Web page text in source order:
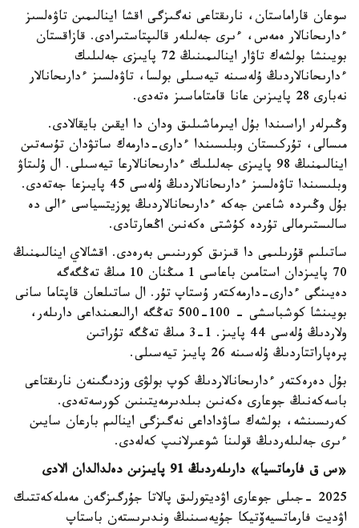
سوعان قاراماستان، نارىقتاعى نەگىزگى اقشا اينالىمىن تاۋەلسىز
ءدارىحانالار ەمەس، ءىرى جەلىلەر قالىپتاستىرادى. قازاقستان
بويىنشا بولشەك تاۋار اينالىمىنىڭ 72 پايىزى جەلىلىك
ءدارىحانالاردىڭ ۇلەسىنە تيەسىلى بولسا، تاۋەلسىز ءدارىحانالار
نەبارى 28 پايىزىن عانا قامتاماسىز ەتەدى.
وڭىرلەر اراسىندا بۇل ايىرماشىلىق ودان دا ايقىن بايقالادى.
مىسالى، تۇركىستان وبلىسىندا ءدارى-دارمەك ساتۋدان تۇسەتىن
اينالىمنىڭ 98 پايىزى جەلىلىك ءدارىحانالارعا تيەسىلى. ال ۇلىتاۋ
وبلىسىندا تاۋەلسىز ءدارىحانالاردىڭ ۇلەسى 45 پايىزعا جەتەدى.
بۇل وڭىردە شاعىن جەكە ءدارىحانالاردىڭ پوزيتسياسى ءالى دە
سالىستىرمالى تۇردە كۇشتى ەكەنىن اڭعارتادى.
ساتىلىم قۇرىلىمى دا قىزىق كورىنىس بەرەدى. اقشالاي اينالىمنىڭ
70 پايىزدان استامىن باعاسى 1 مىڭنان 10 مىڭ تەڭگەگە
دەيىنگى ءدارى-دارمەكتەر ۇستاپ تۇر. ال ساتىلعان قاپتاما سانى
بويىنشا كوشباسشى - 100-500 تەڭگە ارالىعىنداعى دارىلەر،
ولاردىڭ ۇلەسى 44 پايىز. 1-3 مىڭ تەڭگە تۇراتىن
پرەپاراتتاردىڭ ۇلەسىنە 26 پايىز تيەسىلى.
بۇل دەرەكتەر ءدارىحانالاردىڭ كوپ بولۋى وزدىگىنەن نارىقتاعى
باسەكەنىڭ جوعارى ەكەنىن بىلدىرمەيتىنىن كورسەتەدى.
كەرىسىنشە، بولشەك ساۋداداعى نەگىزگى اينالىم بارعان سايىن
ءىرى جەلىلەردىڭ قولىنا شوعىرلانىپ كەلەدى.
«س ق فارماتسيا» دارىلەردىڭ 91 پايىزىن دەلدالدان الادى
2025 -جىلى جوعارى اۋديتورلىق پالاتا جۇرگىزگەن مەملەكەتتىك
اۋديت فارماتسيەۆتيكا جۇيەسىنىڭ وندىرىستەن باستاپ